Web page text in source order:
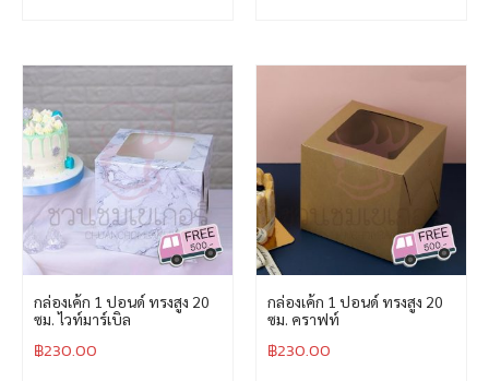
กล่องเค้ก 1 ปอนด์ ทรงสูง 20
ซม. ไวท์มาร์เบิล
฿230.00
กล่องเค้ก 1 ปอนด์ ทรงสูง 20
ซม. คราฟท์
฿230.00